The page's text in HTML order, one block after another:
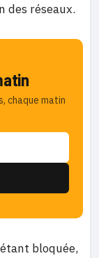
des réseaux.
chaque matin
bloquée,